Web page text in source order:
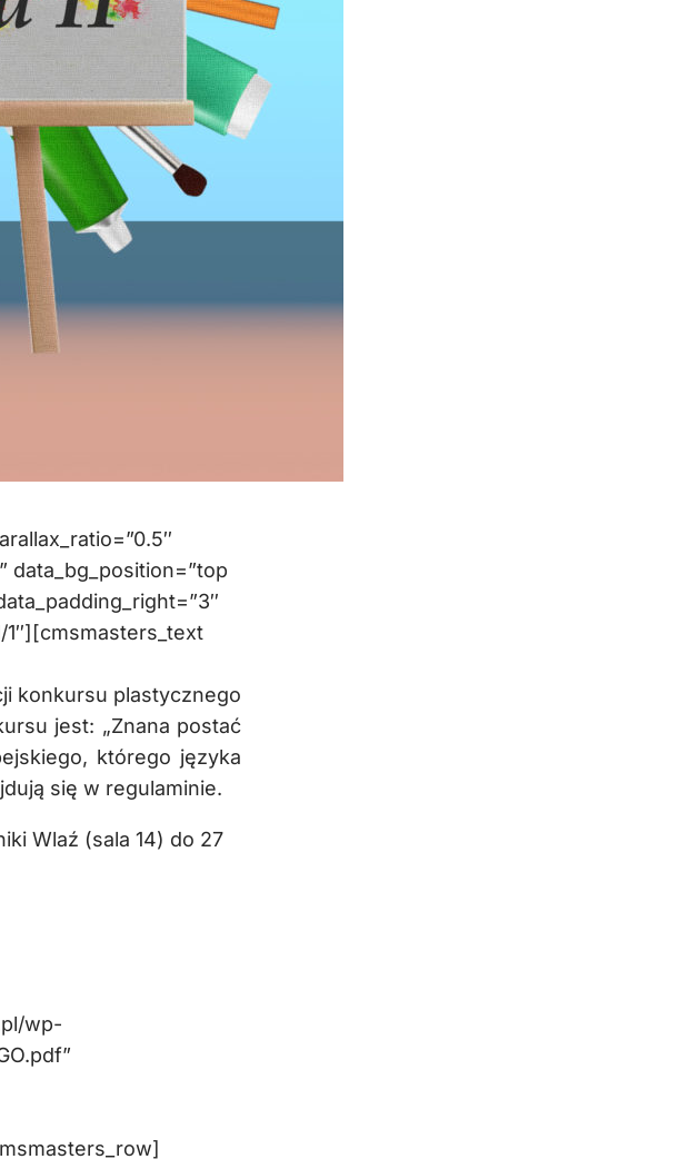
data_bg_position=”top
1″][cmsmasters_text
konkursu plastycznego
jest: „Znana postać
którego języka
się w regulaminie.
Wlaź (sala 14) do 27
wp-